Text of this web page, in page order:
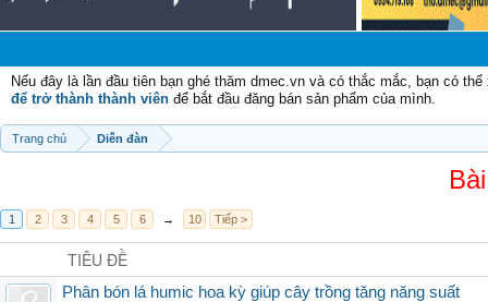
Nếu đây là lần đầu tiên bạn ghé thăm dmec.vn và có thắc mắc, bạn có
để trở thành thành viên để bắt đầu đăng bán sản phẩm của mình.
Trang chủ Diễn đàn
1 2 3 4 5 6 → 10 Tiếp >
TIÊU ĐỀ
Phân bón lá humic hoa kỳ giúp cây trồng tăng năng suất